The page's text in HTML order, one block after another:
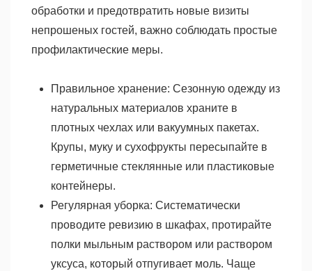
обработки и предотвратить новые визиты
непрошеных гостей, важно соблюдать простые
профилактические меры.
Правильное хранение: Сезонную одежду из
натуральных материалов храните в
плотных чехлах или вакуумных пакетах.
Крупы, муку и сухофрукты пересыпайте в
герметичные стеклянные или пластиковые
контейнеры.
Регулярная уборка: Систематически
проводите ревизию в шкафах, протирайте
полки мыльным раствором или раствором
уксуса, который отпугивает моль. Чаще